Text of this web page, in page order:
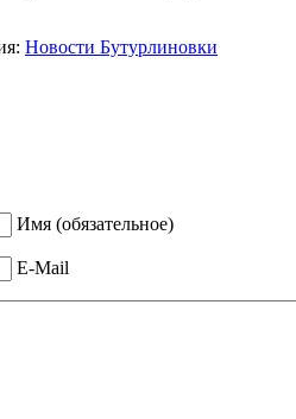
Новости Бутурлиновки
Имя (обязательное)
E-Mail